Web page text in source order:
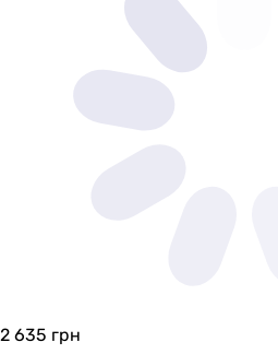
2 635 грн